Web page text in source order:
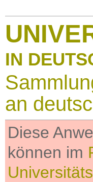
IN
an
Diese
können im